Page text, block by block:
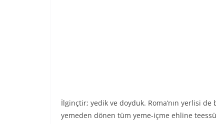
İlginçtir; yedik ve doyduk. Roma’nın yerlisi
yemeden dönen tüm yeme-içme ehline